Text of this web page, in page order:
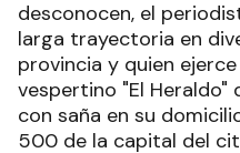
desconocen, el
larga trayectoria en
provincia y quien
vespertino "El
con saña en su
500 de la capital del